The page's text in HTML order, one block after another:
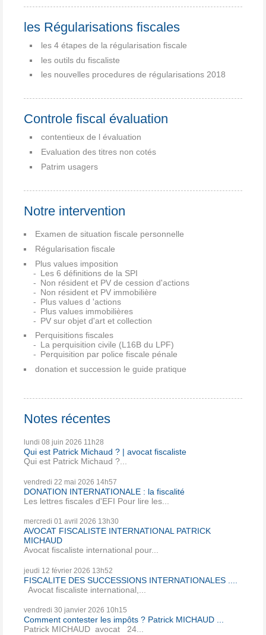
les Régularisations fiscales
les 4 étapes de la régularisation fiscale
les outils du fiscaliste
les nouvelles procedures de régularisations 2018
Controle fiscal évaluation
contentieux de l évaluation
Evaluation des titres non cotés
Patrim usagers
Notre intervention
Examen de situation fiscale personnelle
Régularisation fiscale
Plus values imposition
Les 6 définitions de la SPI
Non résident et PV de cession d'actions
Non résident et PV immobilière
Plus values d 'actions
Plus values immobilières
PV sur objet d'art et collection
Perquisitions fiscales
La perquisition civile (L16B du LPF)
Perquisition par police fiscale pénale
donation et succession le guide pratique
Notes récentes
lundi 08 juin 2026 11h28
Qui est Patrick Michaud ? | avocat fiscaliste
Qui est Patrick Michaud ?...
vendredi 22 mai 2026 14h57
DONATION INTERNATIONALE : la fiscalité
Les lettres fiscales d'EFI Pour lire les...
mercredi 01 avril 2026 13h30
AVOCAT FISCALISTE INTERNATIONAL PATRICK
MICHAUD
Avocat fiscaliste international pour...
jeudi 12 février 2026 13h52
FISCALITE DES SUCCESSIONS INTERNATIONALES ....
Avocat fiscaliste international,...
vendredi 30 janvier 2026 10h15
Comment contester les impôts ? Patrick MICHAUD ...
Patrick MICHAUD avocat 24...